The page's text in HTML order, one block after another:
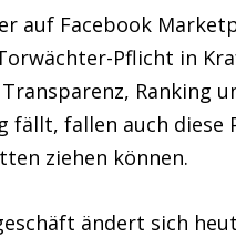
auf Facebook
Pflicht in
Transparenz, Ranking
fällt, fallen auch diese
ziehen können.
ändert sich